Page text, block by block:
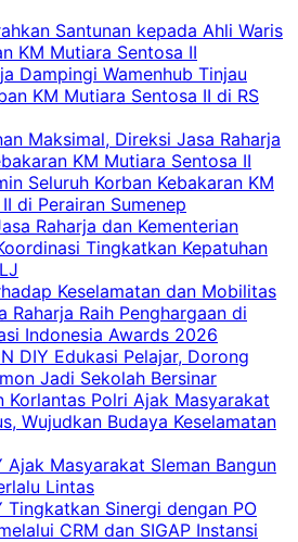
Santunan kepada Ahli Waris
KM Mutiara Sentosa II
Dampingi Wamenhub Tinjau
KM Mutiara Sentosa II di RS
Maksimal, Direksi Jasa Raharja
KM Mutiara Sentosa II
Seluruh Korban Kebakaran KM
di Perairan Sumenep
Raharja dan Kementerian
Tingkatkan Kepatuhan
Keselamatan dan Mobilitas
Raharja Raih Penghargaan di
Indonesia Awards 2026
DIY Edukasi Pelajar, Dorong
Jadi Sekolah Bersinar
Korlantas Polri Ajak Masyarakat
Wujudkan Budaya Keselamatan
Ajak Masyarakat Sleman Bangun
Lintas
Tingkatkan Sinergi dengan PO
CRM dan SIGAP Instansi